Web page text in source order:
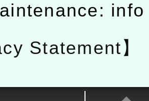
Statement】